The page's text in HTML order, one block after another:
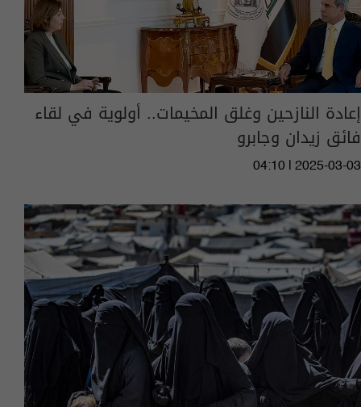
إعادة النازحين وغلق المخيمات.. أولوية في لقاء
فائق زيدان وجابرو
04:10 | 2025-03-03